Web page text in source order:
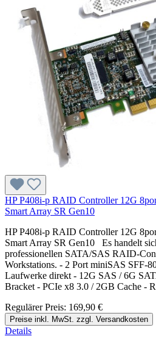
HP P408i-p RAID Controller 12G
Smart Array SR Gen10
HP P408i-p RAID Controller 12G
Smart Array SR Gen10 Es handelt
professionellen SATA/SAS RAID-
Workstations. - 2 Port miniSAS SFF-
Laufwerke direkt - 12G SAS / 6G
Bracket - PCIe x8 3.0 / 2GB Cache -
Regulärer Preis: 169,90 €
Preise inkl. MwSt. zzgl. Versandkosten
Details